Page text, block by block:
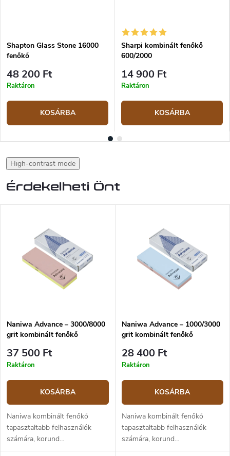
Shapton Glass Stone 16000
fenőkő
48 200 Ft
Raktáron
KOSÁRBA
Sharpi kombinált fenőkő
600/2000
14 900 Ft
Raktáron
KOSÁRBA
High-contrast mode
Érdekelheti Önt
Naniwa Advance – 3000/8000
grit kombinált fenőkő
37 500 Ft
Raktáron
KOSÁRBA
Naniwa kombinált fenőkő
tapasztaltabb felhasználók
számára, korund
csiszolóanyaggal, 3000-es és
Naniwa Advance – 1000/3000
grit kombinált fenőkő
28 400 Ft
Raktáron
KOSÁRBA
Naniwa kombinált fenőkő
tapasztaltabb felhasználók
számára, korund
csiszolóanyaggal, 1000-es és